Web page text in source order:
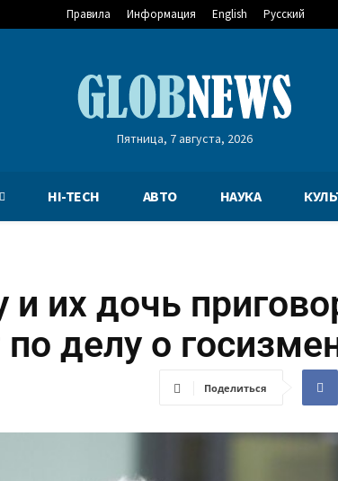
Правила Информация English Русский
Пятница, 7 августа, 2026
HI-TECH АВТО НАУКА
их дочь
делу о
Поделиться